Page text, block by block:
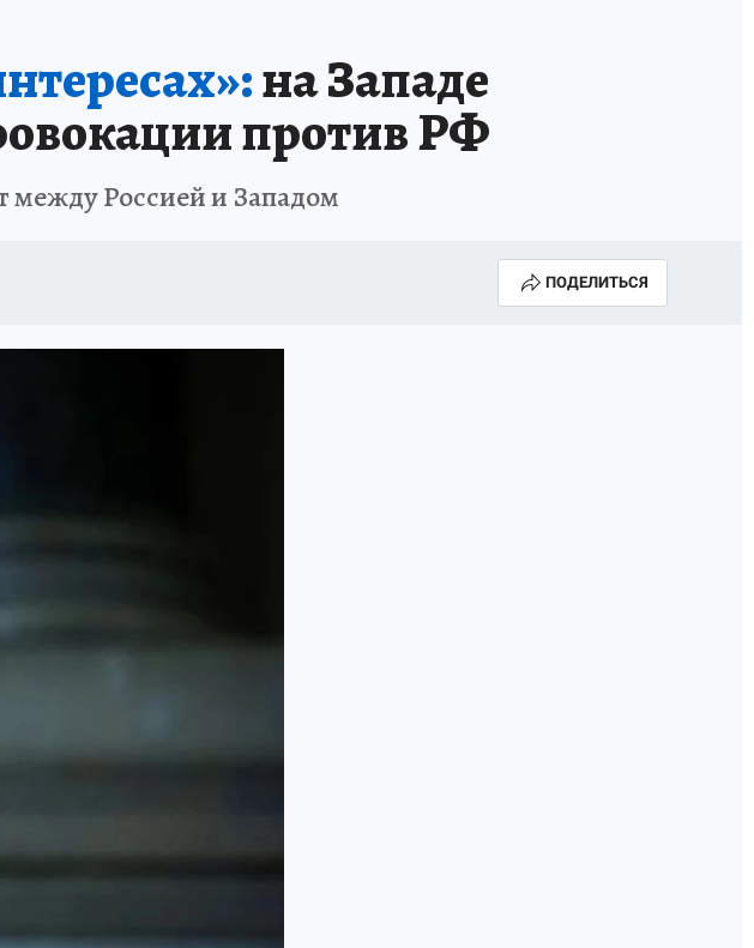
на Западе
против РФ
между Россией и Западом
ПОДЕЛИТЬСЯ